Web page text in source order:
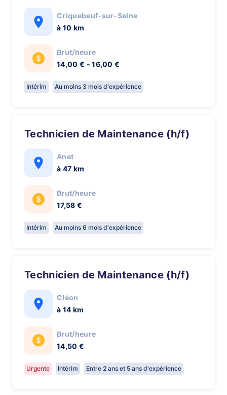
Criquebeuf-sur-Seine
à 10 km
Brut/heure
14,00 € - 16,00 €
Intérim Au moins 3 mois d'expérience
Technicien de Maintenance (h/f)
Anet
à 47 km
Brut/heure
17,58 €
Intérim Au moins 6 mois d'expérience
Technicien de Maintenance (h/f)
Cléon
à 14 km
Brut/heure
14,50 €
Urgente Intérim Entre 2 ans et 5 ans d'expérience